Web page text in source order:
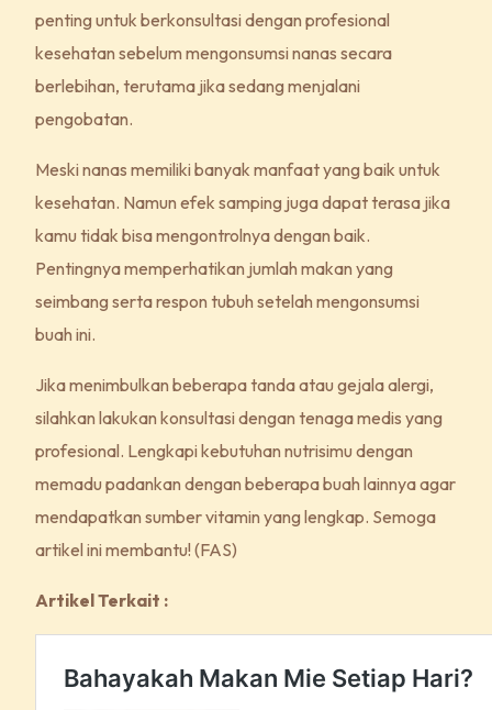
penting untuk berkonsultasi dengan profesional
kesehatan sebelum mengonsumsi nanas secara
berlebihan, terutama jika sedang menjalani
pengobatan.
Meski nanas memiliki banyak manfaat yang baik untuk
kesehatan. Namun efek samping juga dapat terasa jika
kamu tidak bisa mengontrolnya dengan baik.
Pentingnya memperhatikan jumlah makan yang
seimbang serta respon tubuh setelah mengonsumsi
buah ini.
Jika menimbulkan beberapa tanda atau gejala alergi,
silahkan lakukan konsultasi dengan tenaga medis yang
profesional. Lengkapi kebutuhan nutrisimu dengan
memadu padankan dengan beberapa buah lainnya agar
mendapatkan sumber vitamin yang lengkap. Semoga
artikel ini membantu! (FAS)
Artikel Terkait :